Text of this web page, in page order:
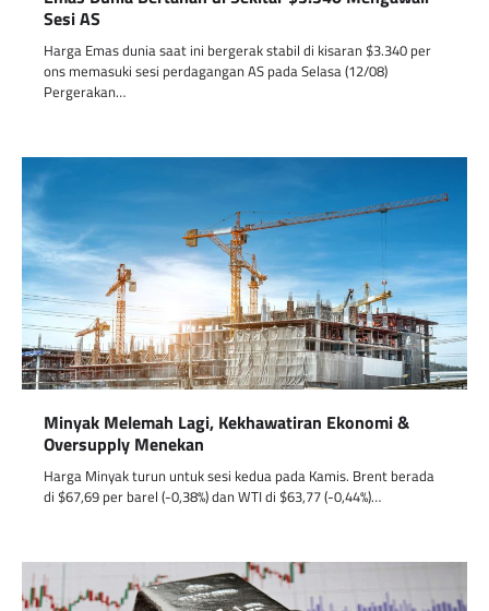
Sesi AS
Harga Emas dunia saat ini bergerak stabil di kisaran $3.340 per
ons memasuki sesi perdagangan AS pada Selasa (12/08)
Pergerakan…
Minyak Melemah Lagi, Kekhawatiran Ekonomi &
Oversupply Menekan
Harga Minyak turun untuk sesi kedua pada Kamis. Brent berada
di $67,69 per barel (-0,38%) dan WTI di $63,77 (-0,44%)…